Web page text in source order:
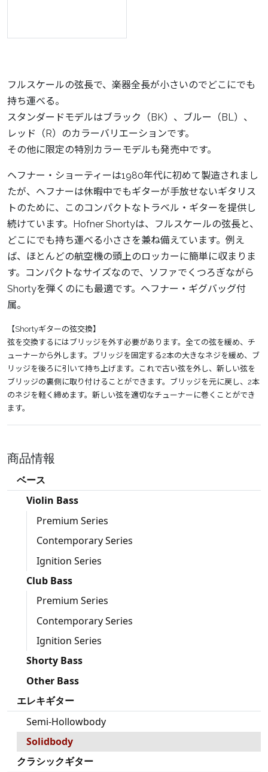
フルスケールの弦長で、楽器全長が小さいのでどこにでも
持ち運べる。
スタンダードモデルはブラック（BK）、ブルー（BL）、
レッド（R）のカラーバリエーションです。
その他に限定の特別カラーモデルも発売中です。
ヘフナー・ショーティーは1980年代に初めて製造されまし
たが、ヘフナーは休暇中でもギターが手放せないギタリス
トのために、このコンパクトなトラベル・ギターを提供し
続けています。Hofner Shortyは、フルスケールの弦長と、
どこにでも持ち運べる小ささを兼ね備えています。例え
ば、ほとんどの航空機の頭上のロッカーに簡単に収まりま
す。コンパクトなサイズなので、ソファでくつろぎながら
Shortyを弾くのにも最適です。ヘフナー・ギグバッグ付
属。
【Shortyギターの弦交換】
弦を交換するにはブリッジを外す必要があります。全ての弦を緩め、チ
ューナーから外します。ブリッジを固定する2本の大きなネジを緩め、ブ
リッジを後ろに引いて持ち上げます。これで古い弦を外し、新しい弦を
ブリッジの裏側に取り付けることができます。ブリッジを元に戻し、2本
のネジを軽く締めます。新しい弦を適切なチューナーに巻くことができ
ます。
商品情報
ベース
Violin Bass
Premium Series
Contemporary Series
Ignition Series
Club Bass
Premium Series
Contemporary Series
Ignition Series
Shorty Bass
Other Bass
エレキギター
Semi-Hollowbody
Solidbody
クラシックギター